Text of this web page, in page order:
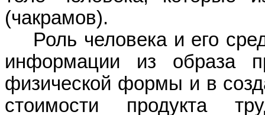
(чакрамов).
Роль человека и его сре
информации из образа
физической формы и в
стоимости продукта